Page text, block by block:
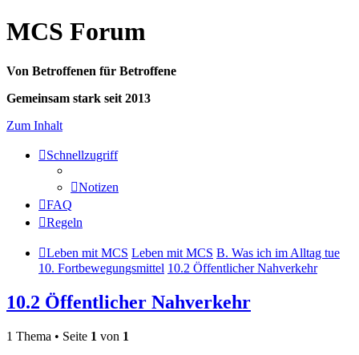
MCS Forum
Von Betroffenen für Betroffene
Gemeinsam stark seit 2013
Zum Inhalt
Schnellzugriff
Notizen
FAQ
Regeln
Leben mit MCS Leben mit MCS B. Was ich im Alltag tue
10. Fortbewegungsmittel 10.2 Öffentlicher Nahverkehr
10.2 Öffentlicher Nahverkehr
1 Thema • Seite 1 von 1